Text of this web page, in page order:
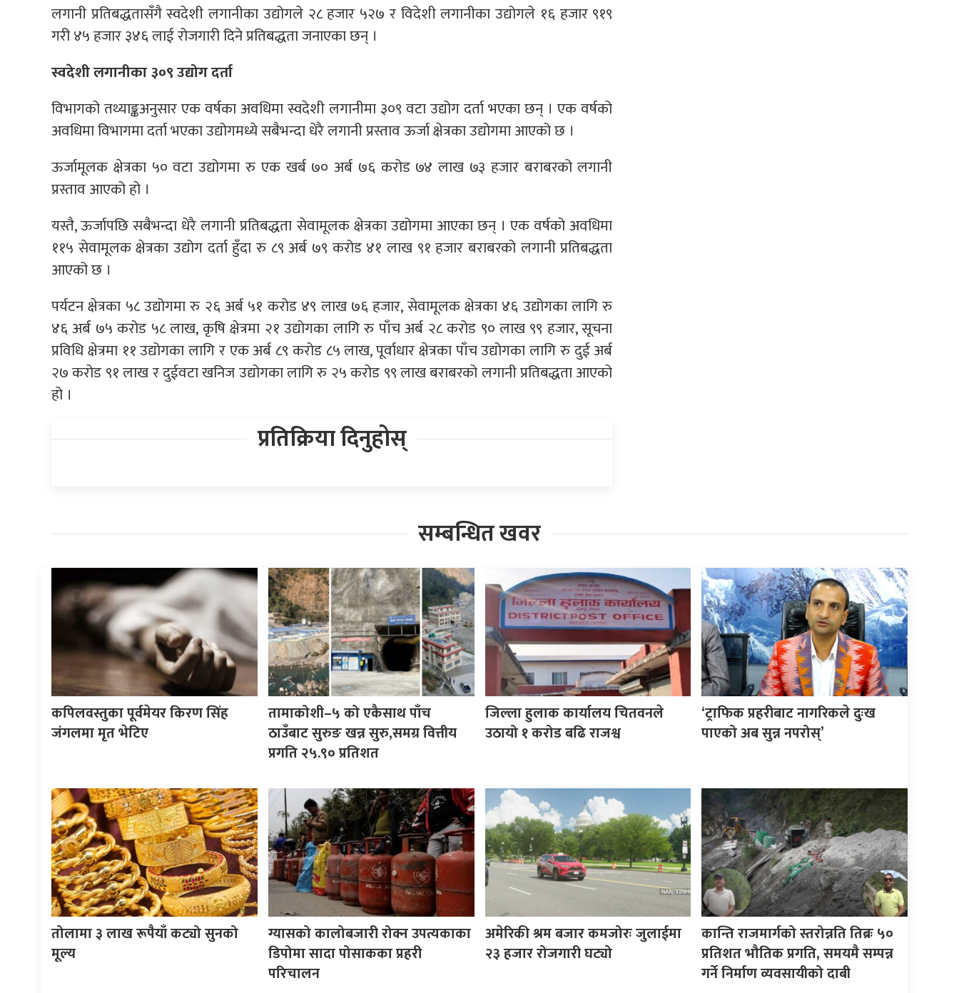
लगानी प्रतिबद्धतासँगै स्वदेशी लगानीका उद्योगले २८ हजार ५२७ र विदेशी लगानीका उद्योगले १६ हजार ९१९
गरी ४५ हजार ३४६ लाई रोजगारी दिने प्रतिबद्धता जनाएका छन् ।
स्वदेशी लगानीका ३०९ उद्योग दर्ता
विभागको तथ्याङ्कअनुसार एक वर्षका अवधिमा स्वदेशी लगानीमा ३०९ वटा उद्योग दर्ता भएका छन् । एक वर्षको
अवधिमा विभागमा दर्ता भएका उद्योगमध्ये सबैभन्दा धेरै लगानी प्रस्ताव ऊर्जा क्षेत्रका उद्योगमा आएको छ ।
ऊर्जामूलक क्षेत्रका ५० वटा उद्योगमा रु एक खर्ब ७० अर्ब ७६ करोड ७४ लाख ७३ हजार बराबरको लगानी
प्रस्ताव आएको हो ।
यस्तै, ऊर्जापछि सबैभन्दा धेरै लगानी प्रतिबद्धता सेवामूलक क्षेत्रका उद्योगमा आएका छन् । एक वर्षको अवधिमा
११५ सेवामूलक क्षेत्रका उद्योग दर्ता हुँदा रु ८९ अर्ब ७९ करोड ४१ लाख ९१ हजार बराबरको लगानी प्रतिबद्धता
आएको छ ।
पर्यटन क्षेत्रका ५८ उद्योगमा रु २६ अर्ब ५१ करोड ४९ लाख ७६ हजार, सेवामूलक क्षेत्रका ४६ उद्योगका लागि रु
४६ अर्ब ७५ करोड ५८ लाख, कृषि क्षेत्रमा २१ उद्योगका लागि रु पाँच अर्ब २८ करोड ९० लाख ९९ हजार, सूचना
प्रविधि क्षेत्रमा ११ उद्योगका लागि र एक अर्ब ८९ करोड ८५ लाख, पूर्वाधार क्षेत्रका पाँच उद्योगका लागि रु दुई अर्ब
२७ करोड ९१ लाख र दुईवटा खनिज उद्योगका लागि रु २५ करोड ९९ लाख बराबरको लगानी प्रतिबद्धता आएको
हो ।
प्रतिक्रिया दिनुहोस्
सम्बन्धित खवर
कपिलवस्तुका पूर्वमेयर किरण सिंह
जंगलमा मृत भेटिए
तामाकोशी–५ को एकैसाथ पाँच
ठाउँबाट सुरुङ खन्न सुरु,समग्र वित्तीय
प्रगति २५.९० प्रतिशत
जिल्ला हुलाक कार्यालय चितवनले
उठायो १ करोड बढि राजश्व
‘ट्राफिक प्रहरीबाट नागरिकले दुःख
पाएको अब सुन्न नपरोस्’
तोलामा ३ लाख रूपैयाँ कट्यो सुनको
मूल्य
ग्यासको कालोबजारी रोक्न उपत्यकाका
डिपोमा सादा पोसाकका प्रहरी
परिचालन
अमेरिकी श्रम बजार कमजोरः जुलाईमा
२३ हजार रोजगारी घट्यो
कान्ति राजमार्गको स्तरोन्नति तिब्रः ५०
प्रतिशत भौतिक प्रगति, समयमै सम्पन्न
गर्ने निर्माण व्यवसायीको दाबी